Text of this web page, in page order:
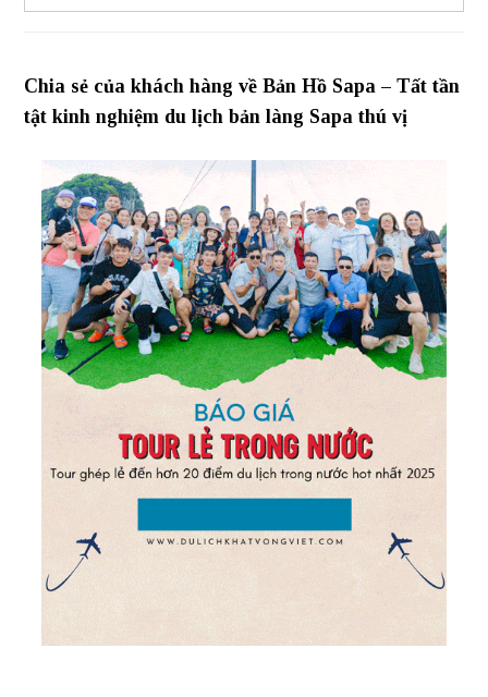
Chia sẻ của khách hàng về Bản Hồ Sapa – Tất tần
tật kinh nghiệm du lịch bản làng Sapa thú vị